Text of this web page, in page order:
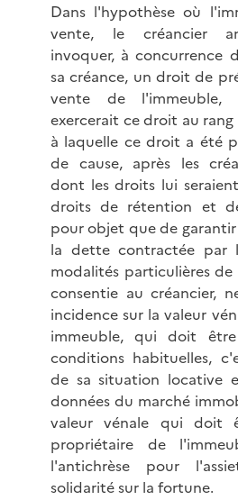
Dans l'hypothèse où
vente, le créancier
invoquer, à concurrence
sa créance, un droit de
vente de l'immeuble,
exercerait ce droit au
à laquelle ce droit a été
de cause, après les
dont les droits lui
droits de rétention et
pour objet que de
la dette contractée par
modalités particulières
consentie au créancier,
incidence sur la valeur
immeuble, qui doit
conditions habituelles,
de sa situation locative
données du marché
valeur vénale qui doit
propriétaire de
l'antichrèse pour
solidarité sur la fortune.